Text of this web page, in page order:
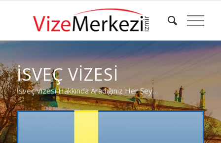
İSVEÇ VIZESI
İsveç Vizesi Hakkında Aradığınız Her Şey…